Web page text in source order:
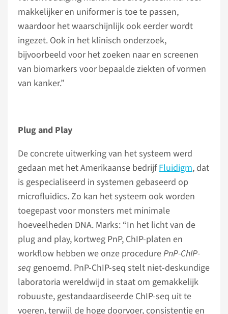
makkelijker en uniformer is toe te passen,
waardoor het waarschijnlijk ook eerder wordt
ingezet. Ook in het klinisch onderzoek,
bijvoorbeeld voor het zoeken naar en screenen
van biomarkers voor bepaalde ziekten of vormen
van kanker.”
Plug and Play
De concrete uitwerking van het systeem werd
gedaan met het Amerikaanse bedrijfFluidigm, dat
is gespecialiseerd in systemen gebaseerd op
microfluidics. Zo kan het systeem ook worden
toegepast voor monsters met minimale
hoeveelheden DNA. Marks: “In het licht van de
plug and play, kortweg PnP, ChIP-platen en
workflow hebben we onze procedurePnP-ChIP-
seq genoemd. PnP-ChIP-seq stelt niet-deskundige
laboratoria wereldwijd in staat om gemakkelijk
robuuste, gestandaardiseerde ChIP-seq uit te
voeren, terwijl de hoge doorvoer, consistentie en